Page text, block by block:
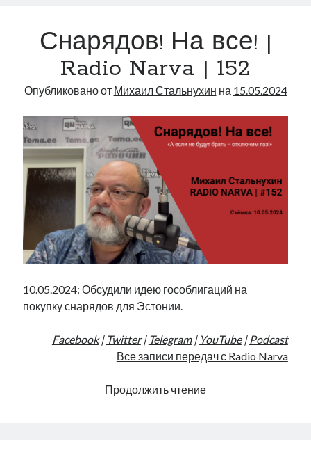
русскоязычное образование ссср
т.х. ильвес
танк фотоотчет экономика экономика эстонии
эстония эстонский язык
Михаил Стальнухин:
mstalnuhhin@gmail.com
Отзывы и предложения по блогу:
anton.stalnuhhin@gmail.com
кровью
Radio
Narva
Снарядов! На все! |
Radio Narva | 152
Опубликовано от Михаил Стальнухин на 15.05.2024
10.05.2024: Обсудили идею гособлигаций на
покупку снарядов для Эстонии.
Facebook| Twitter| Telegram| YouTube| Podcast
Все записи передач с Radio Narva
Продолжить чтениеСнарядов!